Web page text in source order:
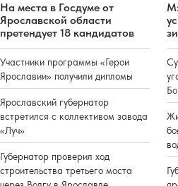
На места в Госдуме от
Ярославской области
претендует 18 кандидатов
Участники программы «Герои
Ярославии» получили дипломы
Ярославский губернатор
встретился с коллективом завода
«Луч»
Губернатор проверил ход
строительства третьего моста